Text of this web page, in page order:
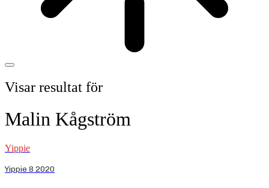
Visar resultat för
Malin Kågström
Yippie
Yippie 8 2020